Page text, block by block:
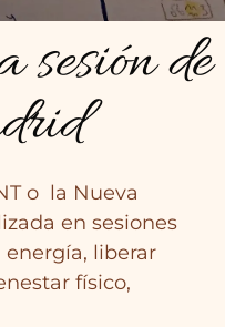
sesión de
o la Nueva
en sesiones
liberar
físico,